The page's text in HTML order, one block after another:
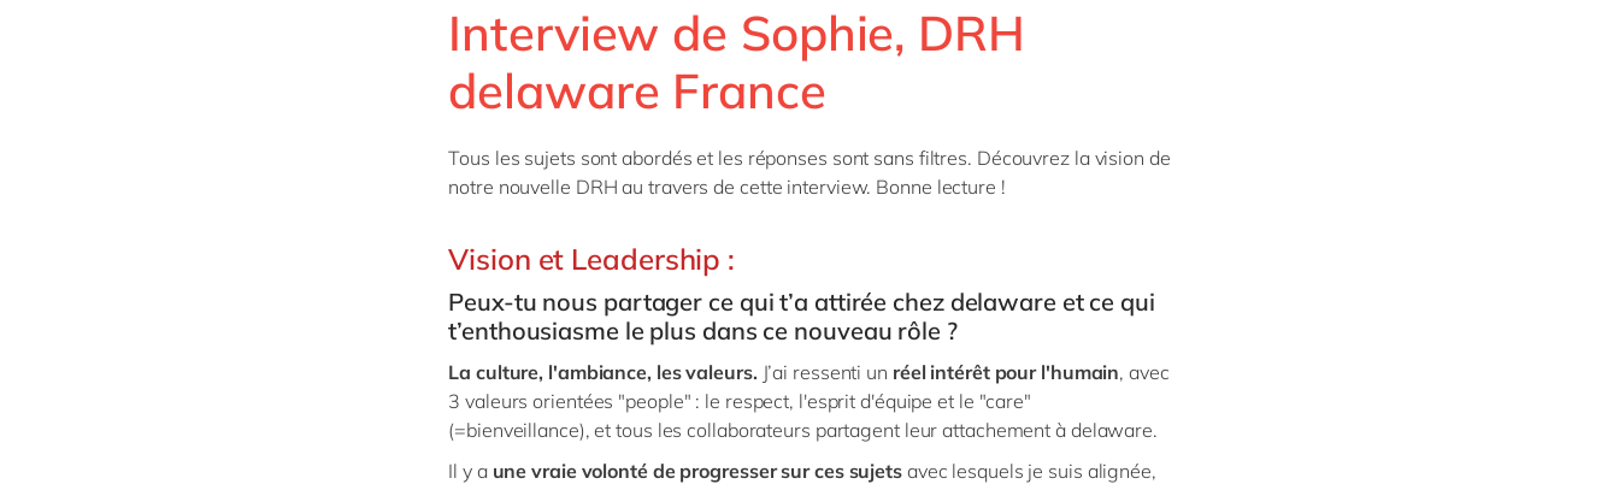
Interview de Sophie, DRH
delaware France
Tous les sujets sont abordés et les réponses sont sans filtres. Découvrez la vision de
notre nouvelle DRH au travers de cette interview. Bonne lecture !
Vision et Leadership :
Peux-tu nous partager ce qui t’a attirée chez delaware et ce qui
t’enthousiasme le plus dans ce nouveau rôle ?
La culture, l'ambiance, les valeurs. J’ai ressenti un réel intérêt pour l'humain, avec
3 valeurs orientées "people" : le respect, l'esprit d'équipe et le "care"
(=bienveillance), et tous les collaborateurs partagent leur attachement à delaware.
Il y a une vraie volonté de progresser sur ces sujetsavec lesquels je suis alignée,